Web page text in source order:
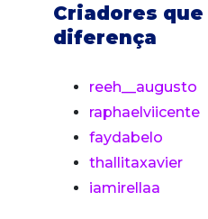
Criadores que
diferença
reeh__augusto
raphaelviicente
faydabelo
thallitaxavier
iamirellaa